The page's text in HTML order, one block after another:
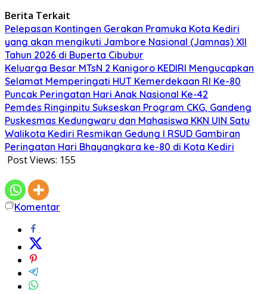
Berita Terkait
Pelepasan Kontingen Gerakan Pramuka Kota Kediri
yang akan mengikuti Jambore Nasional (Jamnas) XII
Tahun 2026 di Buperta Cibubur
Keluarga Besar MTsN 2 Kanigoro KEDIRI Mengucapkan
Selamat Memperingati HUT Kemerdekaan RI Ke-80
Puncak Peringatan Hari Anak Nasional Ke-42
Pemdes Ringinpitu Sukseskan Program CKG, Gandeng
Puskesmas Kedungwaru dan Mahasiswa KKN UIN Satu
Walikota Kediri Resmikan Gedung I RSUD Gambiran
Peringatan Hari Bhayangkara ke-80 di Kota Kediri
Post Views: 155
Komentar